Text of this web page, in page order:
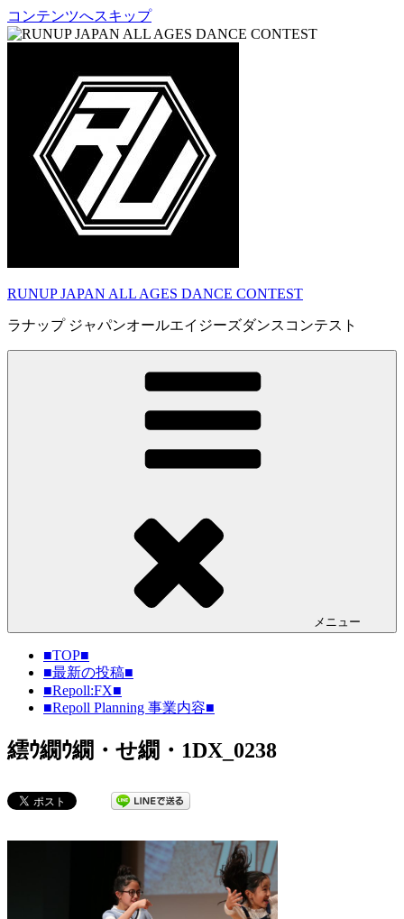
コンテンツへスキップ
RUNUP JAPAN ALL AGES DANCE CONTEST
ラナップ ジャパンオールエイジーズダンスコンテスト
メニュー
■TOP■
■最新の投稿■
■Repoll:FX■
■Repoll Planning 事業内容■
繧ｳ繝ｳ繝・せ繝・1DX_0238